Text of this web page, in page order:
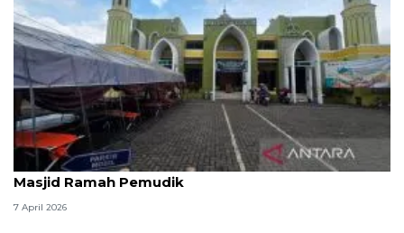
Kemenag: 3,5 juta orang manfaatkan layanan
Masjid Ramah Pemudik
7 April 2026